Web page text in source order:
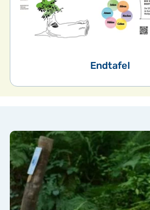
Endtafel